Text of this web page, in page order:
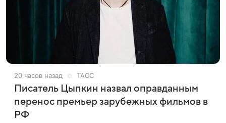
20 часов назад ТАСС
Писатель Цыпкин назвал оправданным
перенос премьер зарубежных фильмов в
РФ